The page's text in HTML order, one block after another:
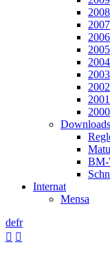
Downloads
BM-
Internat
Mensa
defr
 